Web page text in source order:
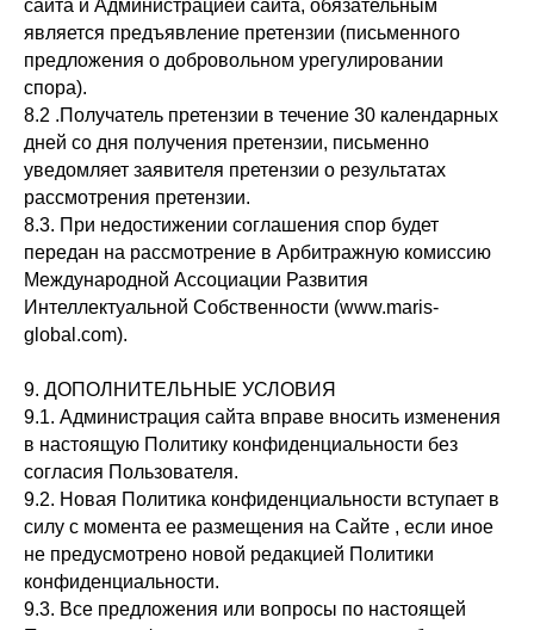
сайта и Администрацией сайта, обязательным
является предъявление претензии (письменного
предложения о добровольном урегулировании
спора).
8.2 .Получатель претензии в течение 30 календарных
дней со дня получения претензии, письменно
уведомляет заявителя претензии о результатах
рассмотрения претензии.
8.3. При недостижении соглашения спор будет
передан на рассмотрение в Арбитражную комиссию
Международной Ассоциации Развития
Интеллектуальной Собственности (www.maris-
global.com).
9. ДОПОЛНИТЕЛЬНЫЕ УСЛОВИЯ
9.1. Администрация сайта вправе вносить изменения
в настоящую Политику конфиденциальности без
согласия Пользователя.
9.2. Новая Политика конфиденциальности вступает в
силу с момента ее размещения на Сайте , если иное
не предусмотрено новой редакцией Политики
конфиденциальности.
9.3. Все предложения или вопросы по настоящей